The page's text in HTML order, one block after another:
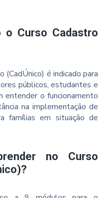
o Curso Cadastro
(CadÚnico) é indicado para
públicos, estudantes e
entender o funcionamento
na implementação de
famílias em situação de
no Curso